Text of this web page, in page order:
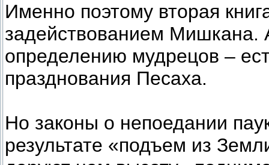
Именно поэтому вторая
задействованием Мишкана.
определению мудрецов –
празднования Песаха.
Но законы о непоедании
результате «подъем из